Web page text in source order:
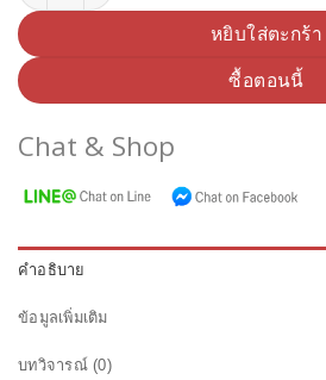
หยิบใส่ตะกร้า
ซื้อตอนนี้
Chat & Shop
คำอธิบาย
ข้อมูลเพิ่มเติม
บทวิจารณ์ (0)